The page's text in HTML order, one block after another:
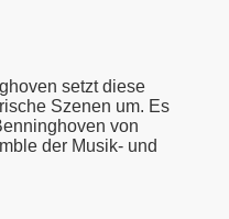
setzt diese
Szenen um. Es
von
der Musik- und